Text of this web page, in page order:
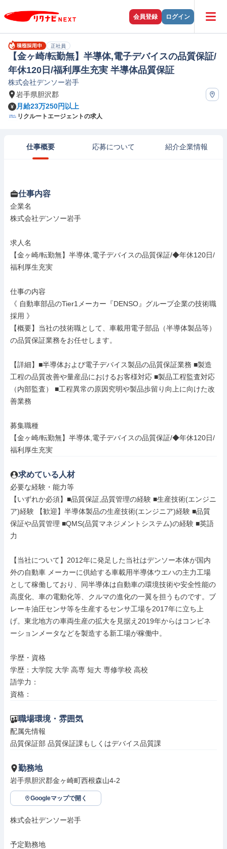
会員登録 ログイン
正社員
【金ヶ崎/転勤無】半導体,電子デバイスの品質保証/
年休120日/福利厚生充実 半導体品質保証
株式会社デンソー岩手
岩手県胆沢郡
月給23万250円以上
リクルートエージェントの求人
仕事概要 応募について 紹介企業情報
仕事内容
企業名
株式会社デンソー岩手
求人名
【金ヶ崎/転勤無】半導体,電子デバイスの品質保証/◆年休120日/
福利厚生充実
仕事の内容
《 自動車部品のTier1メーカー『DENSO』グループ企業の技術職
採用 》
【概要】当社の技術職として、車載用電子部品（半導体製品等）
の品質保証業務をお任せします。
【詳細】■半導体および電子デバイス製品の品質保証業務 ■製造
工程の品質改善や量産品におけるお客様対応 ■製品工程監査対応
（内部監査） ■工程異常の原因究明や製品歩留り向上に向けた改
善業務
募集職種
【金ヶ崎/転勤無】半導体,電子デバイスの品質保証/◆年休120日/
福利厚生充実
求めている人材
必要な経験・能力等
【いずれか必須】■品質保証,品質管理の経験 ■生産技術(エンジニ
ア)経験 【歓迎】半導体製品の生産技術(エンジニア)経験 ■品質
保証や品質管理 ■QMS(品質マネジメントシステム)の経験 ■英語
力
【当社について】2012年に発足した当社はデンソー本体が国内
外の自動車 メーカーに供給する車載用半導体ウエハの主力工場
として稼働しており、同半導体は自動車の環境技術や安全性能の
高度化、車の電動化等、クルマの進化の一翼を担うものです。ブ
レーキ油圧センサ等を生産するセンサ工場を2017年に立ち上
げ。東北地方の車両生産の拡大を見据え2019年からはコンビネ
ーションメータなどを製造する新工場が稼働中。
学歴・資格
学歴：大学院 大学 高専 短大 専修学校 高校
語学力：
資格：
職場環境・雰囲気
配属先情報
品質保証部 品質保証課もしくはデバイス品質課
勤務地
岩手県胆沢郡金ヶ崎町西根森山4-2
Googleマップで開く
株式会社デンソー岩手
予定勤務地